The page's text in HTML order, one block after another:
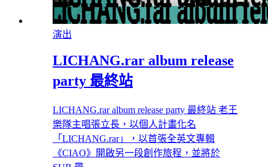
演出
LICHANG.rar album release
party 最終站
LICHANG.rar album release party 最終站 老王
樂隊主唱張立長，以個人計畫化名
「LICHANG.rar」，以首張全英文專輯
《CIAO》開啟另一段創作旅程，並將於